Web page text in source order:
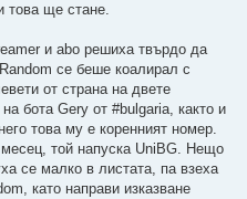
това ще стане.
и abo решиха твърдо да
се беше коалирал с
от страна на двете
бота Gery от #bulgaria, както и
това му е коренният номер.
той напуска UniBG. Нещо
се малко в листата, па взеха
като направи изказване